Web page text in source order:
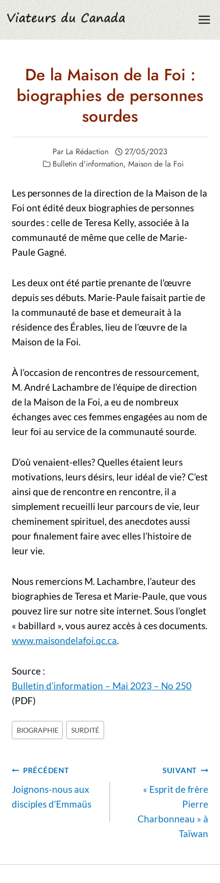
Aller
au
contenu
De la Maison de la Foi :
biographies de personnes
sourdes
Par La Rédaction
27/05/2023
Bulletin d'information,Maison de la Foi
Les personnes de la direction de la Maison de la
Foi ont édité deux biographies de personnes
sourdes : celle de Teresa Kelly, associée à la
communauté de même que celle de Marie-
Paule Gagné.
Les deux ont été partie prenante de l’œuvre
depuis ses débuts. Marie-Paule faisait partie de
la communauté de base et demeurait à la
résidence des Érables, lieu de l’œuvre de la
Maison de la Foi.
À l’occasion de rencontres de ressourcement,
M. André Lachambre de l’équipe de direction
de la Maison de la Foi, a eu de nombreux
échanges avec ces femmes engagées au nom de
leur foi au service de la communauté sourde.
D’où venaient-elles? Quelles étaient leurs
motivations, leurs désirs, leur idéal de vie? C’est
ainsi que de rencontre en rencontre, il a
simplement recueilli leur parcours de vie, leur
cheminement spirituel, des anecdotes aussi
pour finalement faire avec elles l’histoire de
leur vie.
Nous remercions M. Lachambre, l’auteur des
biographies de Teresa et Marie-Paule, que vous
pouvez lire sur notre site internet. Sous l’onglet
« babillard », vous aurez accès à ces documents.
www.maisondelafoi.qc.ca.
Source :
Bulletin d’information – Mai 2023 – No 250
(PDF)
Étiquettes
de
publication :
BIOGRAPHIE SURDITÉ
Navigation
de
l’article
PRÉCÉDENT
Joignons-nous aux
disciples d’Emmaüs
SUIVANT
« Esprit de frère
Pierre
Charbonneau » à
Taïwan